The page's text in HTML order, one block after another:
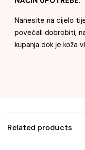
Nanesite na cijelo
povećali dobrobiti,
kupanja dok je koža
Related products